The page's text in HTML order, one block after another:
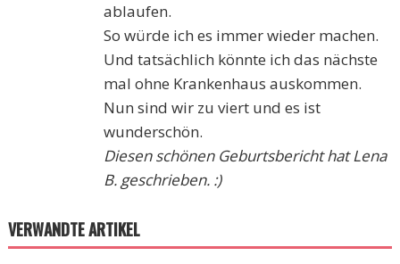
ablaufen.
So würde ich es immer wieder machen.
Und tatsächlich könnte ich das nächste
mal ohne Krankenhaus auskommen.
Nun sind wir zu viert und es ist
wunderschön.
Diesen schönen Geburtsbericht hat Lena
B. geschrieben. :)
VERWANDTE ARTIKEL